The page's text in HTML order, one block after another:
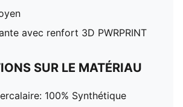
avec renfort 3D PWRPRINT
SUR LE MATÉRIAU
100% Synthétique